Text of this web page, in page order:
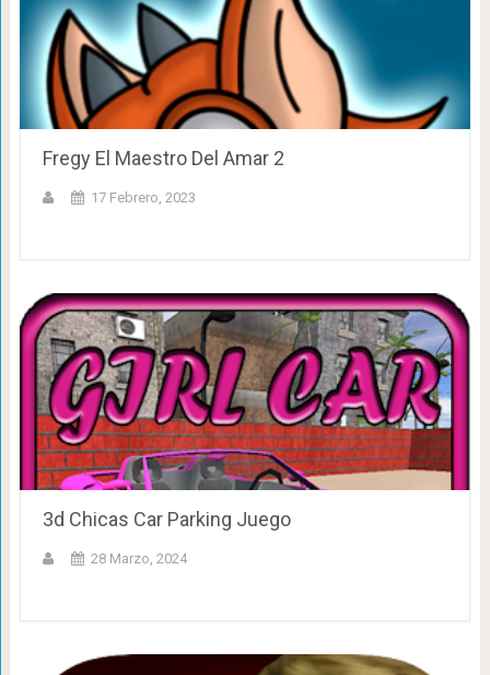
Fregy El Maestro Del Amar 2
17 Febrero, 2023
3d Chicas Car Parking Juego
28 Marzo, 2024